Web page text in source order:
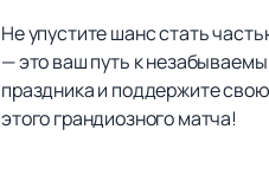
Не упустите шанс стать
— это ваш путь к
праздника и поддержите
этого грандиозного матча!